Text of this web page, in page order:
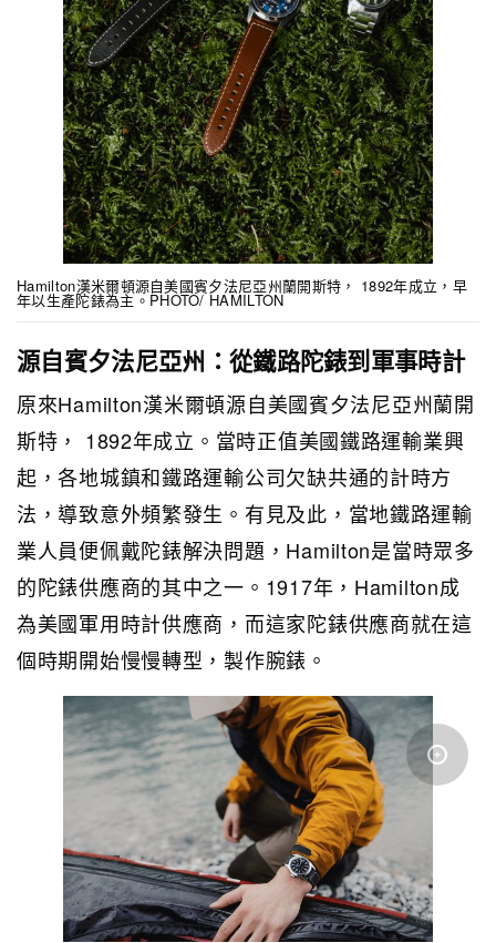
Hamilton漢米爾頓源自美國賓夕法尼亞州蘭開斯特， 1892年成立，早
年以生產陀錶為主。PHOTO/ HAMILTON
源自賓夕法尼亞州：從鐵路陀錶到軍事時計
原來Hamilton漢米爾頓源自美國賓夕法尼亞州蘭開
斯特， 1892年成立。當時正值美國鐵路運輸業興
起，各地城鎮和鐵路運輸公司欠缺共通的計時方
法，導致意外頻繁發生。有見及此，當地鐵路運輸
業人員便佩戴陀錶解決問題，Hamilton是當時眾多
的陀錶供應商的其中之一。1917年，Hamilton成
為美國軍用時計供應商，而這家陀錶供應商就在這
個時期開始慢慢轉型，製作腕錶。